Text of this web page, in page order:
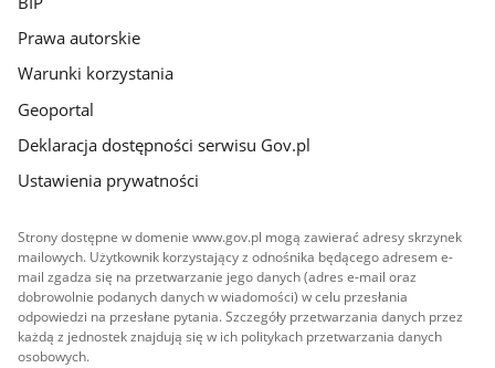
Prawa autorskie
Warunki korzystania
Geoportal
Deklaracja dostępności serwisu Gov.pl
Ustawienia prywatności
Strony dostępne w domenie www.gov.pl mogą zawierać adresy skrzynek
mailowych. Użytkownik korzystający z odnośnika będącego adresem e-
mail zgadza się na przetwarzanie jego danych (adres e-mail oraz
dobrowolnie podanych danych w wiadomości) w celu przesłania
odpowiedzi na przesłane pytania. Szczegóły przetwarzania danych przez
każdą z jednostek znajdują się w ich politykach przetwarzania danych
osobowych.